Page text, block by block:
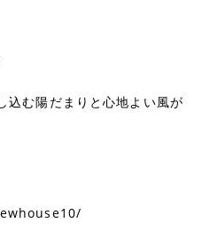
込む陽だまりと心地よい風が